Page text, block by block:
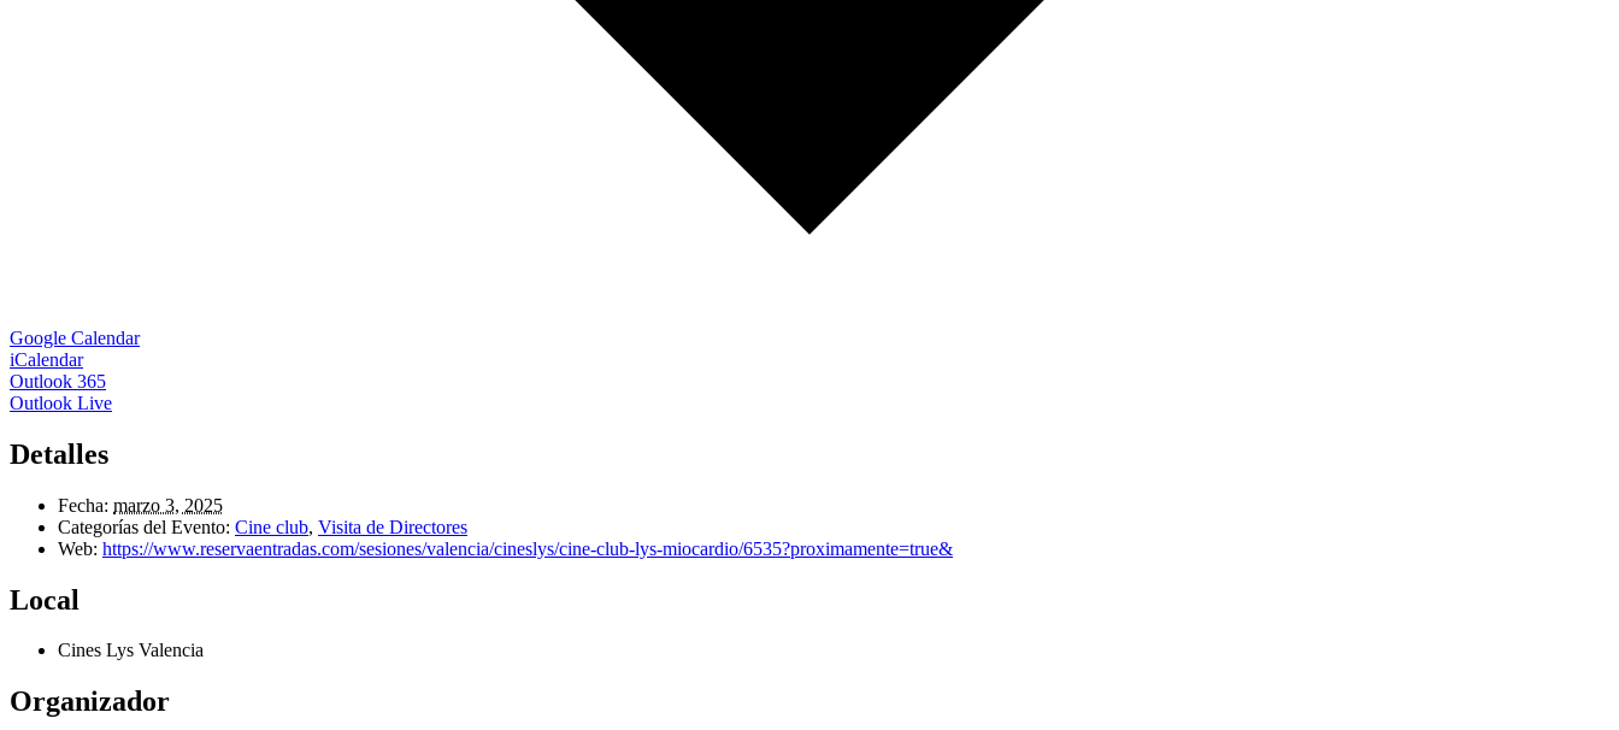
Google Calendar
iCalendar
Outlook 365
Outlook Live
Detalles
Fecha: marzo 3, 2025
Categorías del Evento: Cine club, Visita de Directores
Web: https://www.reservaentradas.com/sesiones/valencia/cineslys/cine-club-lys-miocardio/6535?proximamente=true&
Local
Cines Lys Valencia
Organizador